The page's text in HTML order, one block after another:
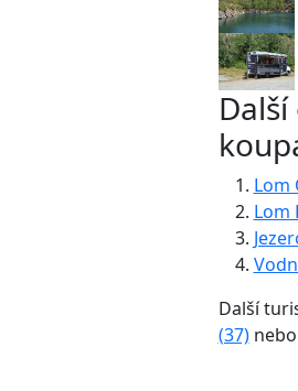
Lom
Lom
Další
(37)